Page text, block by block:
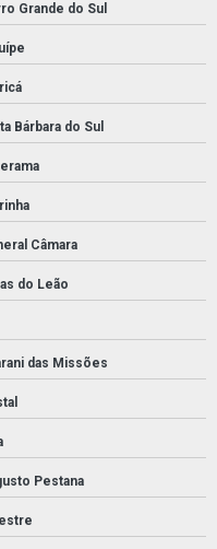
Grande do Sul
Bárbara do Sul
Câmara
do Leão
das Missões
Pestana